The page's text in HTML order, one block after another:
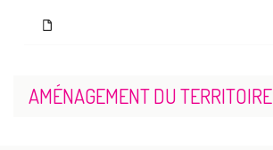
AMÉNAGEMENT DU TERRITOIRE